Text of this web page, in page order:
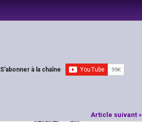
S'abonner à la chaîne
Article suivant »